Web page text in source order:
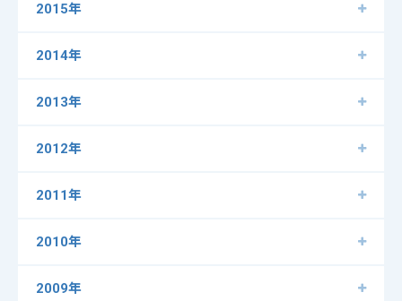
2015年
2014年
2013年
2012年
2011年
2010年
2009年